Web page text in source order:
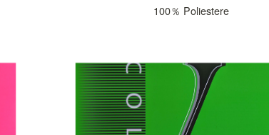
100％ Poliestere